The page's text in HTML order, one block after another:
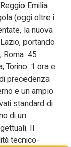
Emilia
(oggi oltre i
la nuova
portando
45
Torino: 1 ora e
precedenza
e un ampio
standard di
di un
Il
tecnico-